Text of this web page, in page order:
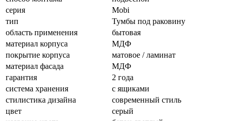
серия
Mobi
тип
Тумбы под раковину
область применения
бытовая
материал корпуса
МДФ
покрытие корпуса
матовое / ламинат
материал фасада
МДФ
гарантия
2 года
система хранения
с ящиками
стилистика дизайна
современный стиль
цвет
серый